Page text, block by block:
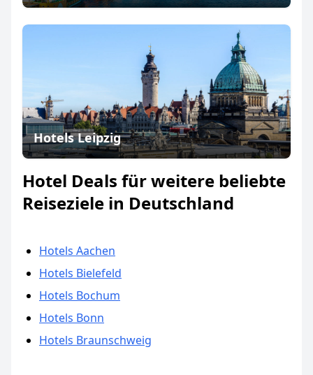
Hotels Leipzig
Hotel Deals für weitere beliebte
Reiseziele in Deutschland
Hotels Aachen
Hotels Bielefeld
Hotels Bochum
Hotels Bonn
Hotels Braunschweig